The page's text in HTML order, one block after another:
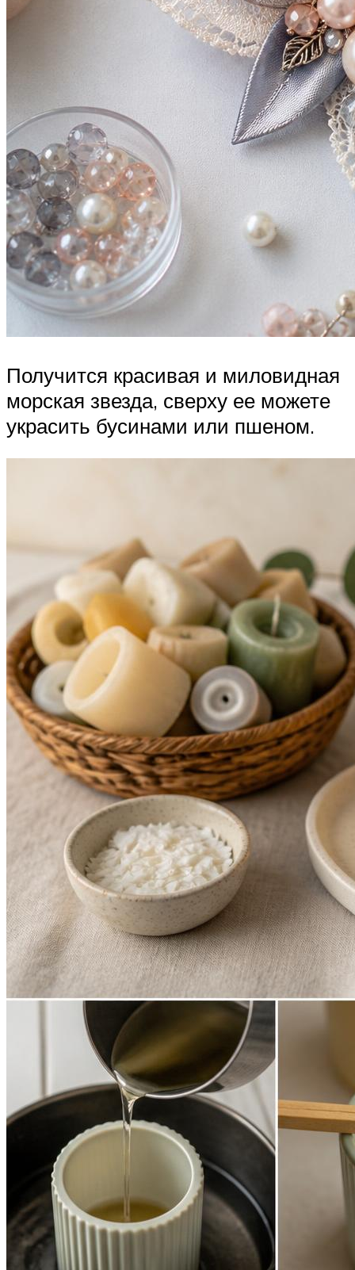
Получится красивая и миловидная
морская звезда, сверху ее можете
украсить бусинами или пшеном.